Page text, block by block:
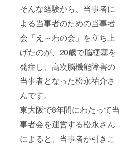
そんな経験から、当事者に
よる当事者のための当事者
会「え～わの会」を立ち上
げたのが、20歳で脳梗塞を
発症し、高次脳機能障害の
当事者となった松永祐介さ
んです。
東大阪で8年間にわたって当
事者会を運営する松永さん
によると、当事者が引きこ